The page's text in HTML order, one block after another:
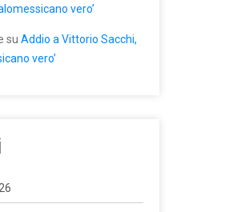
vero’
su Addio a Vittorio Sacchi,
vero’